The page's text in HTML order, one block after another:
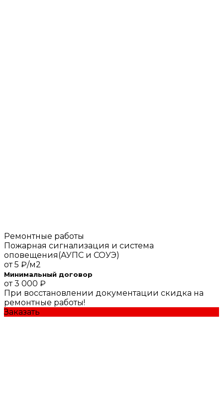
Ремонтные работы
Пожарная сигнализация и система
оповещения(АУПС и СОУЭ)
от5 ₽/м2
Минимальный договор
от 3 000 ₽
При восстановлении документации скидка на
ремонтные работы!
Заказать